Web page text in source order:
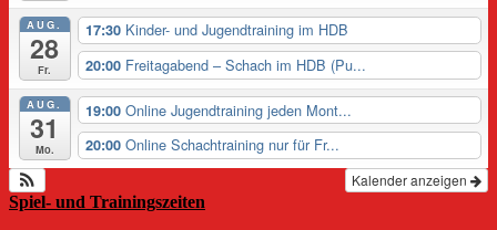
AUG.
28
Fr.
17:30 Kinder- und Jugendtraining im HDB
20:00 Freitagabend – Schach im HDB (Pu...
AUG.
31
Mo.
19:00 Online Jugendtraining jeden Mont...
20:00 Online Schachtraining nur für Fr...
Kalender anzeigen
Spiel- und Trainingszeiten